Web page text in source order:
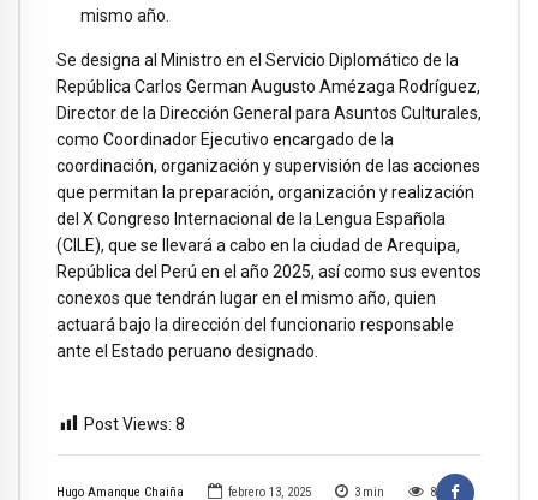
Hugo Amanque Chaiña febrero 13, 2025 3 min 8
mismo año.
Se designa al Ministro en el Servicio Diplomático de la
República Carlos German Augusto Amézaga Rodríguez,
Director de la Dirección General para Asuntos Culturales,
como Coordinador Ejecutivo encargado de la
coordinación, organización y supervisión de las acciones
que permitan la preparación, organización y realización
del X Congreso Internacional de la Lengua Española
(CILE), que se llevará a cabo en la ciudad de Arequipa,
República del Perú en el año 2025, así como sus eventos
conexos que tendrán lugar en el mismo año, quien
actuará bajo la dirección del funcionario responsable
ante el Estado peruano designado.
Post Views: 8